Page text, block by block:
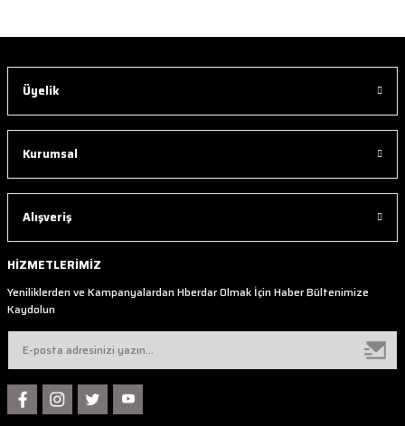
Üyelik
Kurumsal
Alışveriş
HİZMETLERİMİZ
Yeniliklerden ve Kampanyalardan Hberdar Olmak İçin Haber Bültenimize
Kaydolun